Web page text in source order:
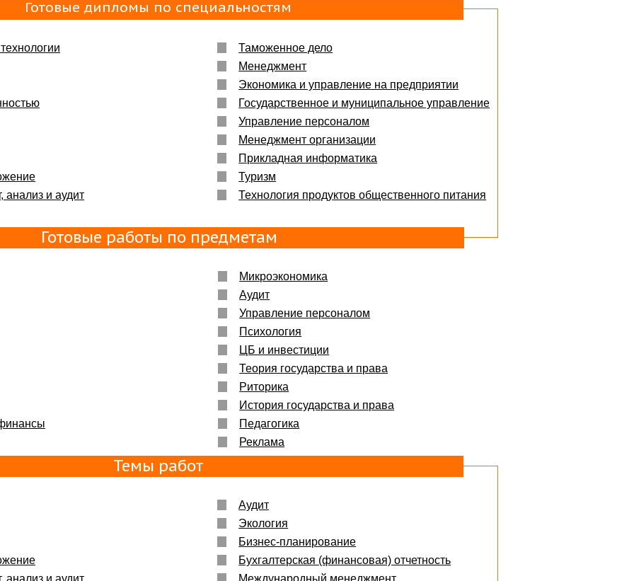
Готовые дипломы по специальностям
анализ и аудит
Таможенное дело
Менеджмент
Экономика и управление на предприятии
Государственное и муниципальное управление
Управление персоналом
Менеджмент организации
Прикладная информатика
Туризм
Технология продуктов общественного питания
Готовые работы по предметам
Микроэкономика
Аудит
Управление персоналом
Психология
ЦБ и инвестиции
Теория государства и права
Риторика
История государства и права
Педагогика
Реклама
Темы работ
Аудит
Экология
Бизнес-планирование
Бухгалтерская (финансовая) отчетность